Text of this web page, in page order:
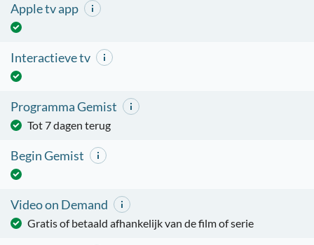
Apple tv app
Interactieve tv
Programma Gemist
Tot 7 dagen terug
Begin Gemist
Video on Demand
Gratis of betaald afhankelijk van de film of serie